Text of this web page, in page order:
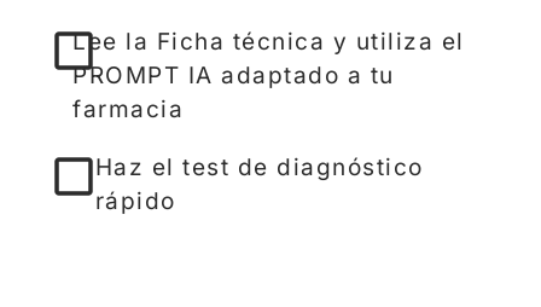
Lee la Ficha técnica y utiliza el
PROMPT IA adaptado a tu
farmacia
Haz el test de diagnóstico
rápido